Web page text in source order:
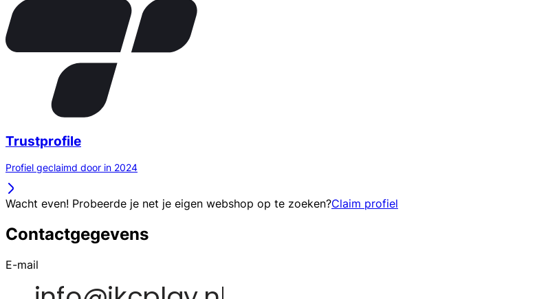
Trustprofile
Profiel geclaimd door in 2024
Wacht even! Probeerde je net je eigen webshop op te zoeken?Claim profiel
Contactgegevens
E-mail